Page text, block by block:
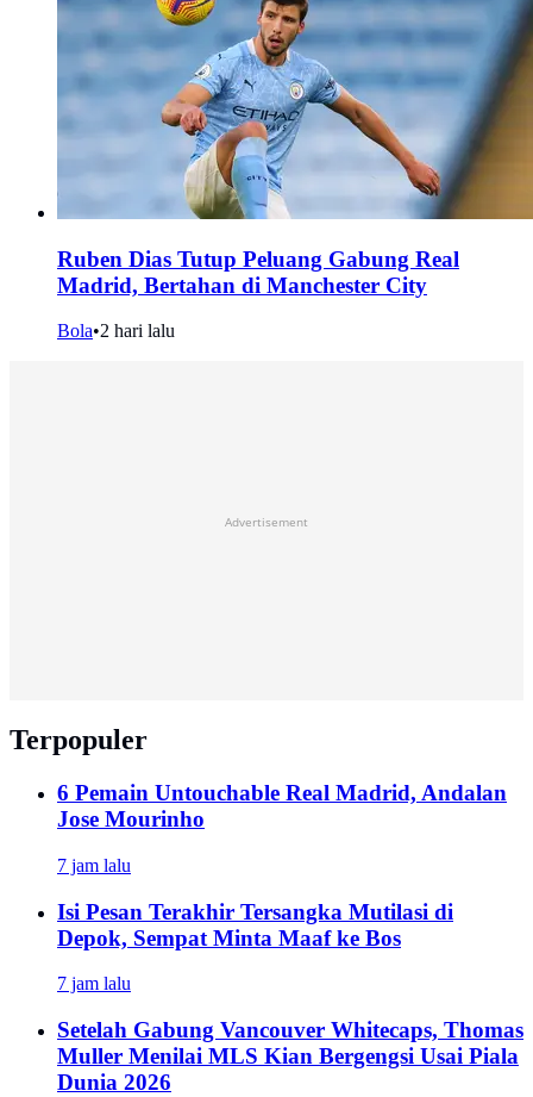
Ruben Dias Tutup Peluang Gabung Real
Madrid, Bertahan di Manchester City
Bola•2 hari lalu
Advertisement
Terpopuler
6 Pemain Untouchable Real Madrid, Andalan
Jose Mourinho
7 jam lalu
Isi Pesan Terakhir Tersangka Mutilasi di
Depok, Sempat Minta Maaf ke Bos
7 jam lalu
Setelah Gabung Vancouver Whitecaps, Thomas
Muller Menilai MLS Kian Bergengsi Usai Piala
Dunia 2026